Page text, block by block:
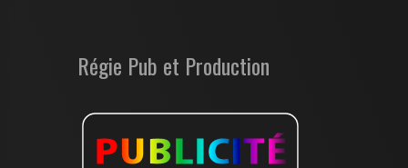
Régie Pub et Production